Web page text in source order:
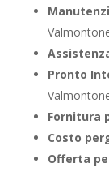
Pronto
Fornitura
Costo
Offerta